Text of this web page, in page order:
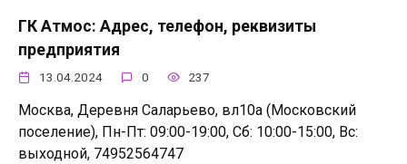
ГК Атмос: Адрес, телефон, реквизиты
предприятия
13.04.2024 0 237
Москва, Деревня Саларьево, вл10а (Московский
поселение), Пн-Пт: 09:00-19:00, Сб: 10:00-15:00, Вс:
выходной, 74952564747